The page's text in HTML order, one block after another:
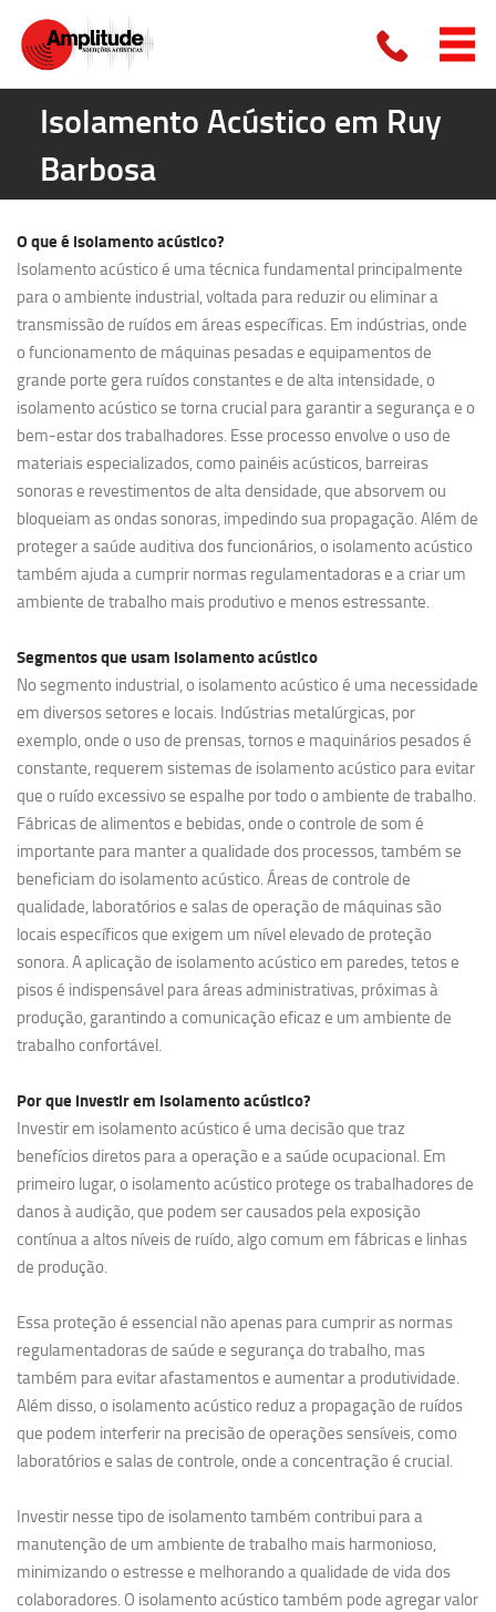
Isolamento Acústico em Ruy
Barbosa
O que é isolamento acústico?
Isolamento acústico é uma técnica fundamental principalmente
para o ambiente industrial, voltada para reduzir ou eliminar a
transmissão de ruídos em áreas específicas. Em indústrias, onde
o funcionamento de máquinas pesadas e equipamentos de
grande porte gera ruídos constantes e de alta intensidade, o
isolamento acústico se torna crucial para garantir a segurança e o
bem-estar dos trabalhadores. Esse processo envolve o uso de
materiais especializados, como painéis acústicos, barreiras
sonoras e revestimentos de alta densidade, que absorvem ou
bloqueiam as ondas sonoras, impedindo sua propagação. Além de
proteger a saúde auditiva dos funcionários, o isolamento acústico
também ajuda a cumprir normas regulamentadoras e a criar um
ambiente de trabalho mais produtivo e menos estressante.
Segmentos que usam isolamento acústico
No segmento industrial, o isolamento acústico é uma necessidade
em diversos setores e locais. Indústrias metalúrgicas, por
exemplo, onde o uso de prensas, tornos e maquinários pesados é
constante, requerem sistemas de isolamento acústico para evitar
que o ruído excessivo se espalhe por todo o ambiente de trabalho.
Fábricas de alimentos e bebidas, onde o controle de som é
importante para manter a qualidade dos processos, também se
beneficiam do isolamento acústico. Áreas de controle de
qualidade, laboratórios e salas de operação de máquinas são
locais específicos que exigem um nível elevado de proteção
sonora. A aplicação de isolamento acústico em paredes, tetos e
pisos é indispensável para áreas administrativas, próximas à
produção, garantindo a comunicação eficaz e um ambiente de
trabalho confortável.
Por que investir em isolamento acústico?
Investir em isolamento acústico é uma decisão que traz
benefícios diretos para a operação e a saúde ocupacional. Em
primeiro lugar, o isolamento acústico protege os trabalhadores de
danos à audição, que podem ser causados pela exposição
contínua a altos níveis de ruído, algo comum em fábricas e linhas
de produção.
Essa proteção é essencial não apenas para cumprir as normas
regulamentadoras de saúde e segurança do trabalho, mas
também para evitar afastamentos e aumentar a produtividade.
Além disso, o isolamento acústico reduz a propagação de ruídos
que podem interferir na precisão de operações sensíveis, como
laboratórios e salas de controle, onde a concentração é crucial.
Investir nesse tipo de isolamento também contribui para a
manutenção de um ambiente de trabalho mais harmonioso,
minimizando o estresse e melhorando a qualidade de vida dos
colaboradores. O isolamento acústico também pode agregar valor